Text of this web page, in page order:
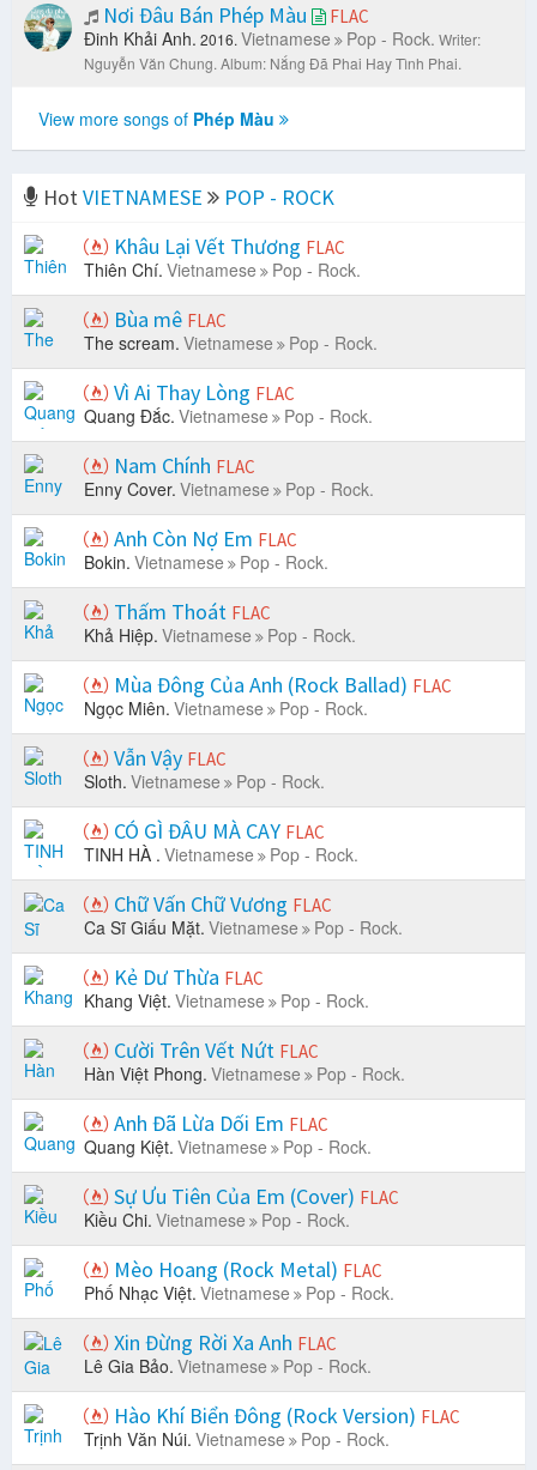
Nơi Đâu Bán Phép Màu FLAC
Đinh Khải Anh. 2016. Vietnamese Pop - Rock. Writer:
Nguyễn Văn Chung. Album: Nắng Đã Phai Hay Tình Phai.
View more songs of Phép Màu
HotVIETNAMESE
POP - ROCK
Khâu Lại Vết Thương FLAC
Thiên Chí. Vietnamese Pop - Rock.
Bùa mê FLAC
The scream. Vietnamese Pop - Rock.
Vì Ai Thay Lòng FLAC
Quang Đắc. Vietnamese Pop - Rock.
Nam Chính FLAC
Enny Cover. Vietnamese Pop - Rock.
Anh Còn Nợ Em FLAC
Bokin. Vietnamese Pop - Rock.
Thấm Thoát FLAC
Khả Hiệp. Vietnamese Pop - Rock.
Mùa Đông Của Anh (Rock Ballad) FLAC
Ngọc Miên. Vietnamese Pop - Rock.
Vẫn Vậy FLAC
Sloth. Vietnamese Pop - Rock.
CÓ GÌ ĐÂU MÀ CAY FLAC
TINH HÀ . Vietnamese Pop - Rock.
Chữ Vấn Chữ Vương FLAC
Ca Sĩ Giấu Mặt. Vietnamese Pop - Rock.
Kẻ Dư Thừa FLAC
Khang Việt. Vietnamese Pop - Rock.
Cười Trên Vết Nứt FLAC
Hàn Việt Phong. Vietnamese Pop - Rock.
Anh Đã Lừa Dối Em FLAC
Quang Kiệt. Vietnamese Pop - Rock.
Sự Ưu Tiên Của Em (Cover) FLAC
Kiều Chi. Vietnamese Pop - Rock.
Mèo Hoang (Rock Metal) FLAC
Phố Nhạc Việt. Vietnamese Pop - Rock.
Xin Đừng Rời Xa Anh FLAC
Lê Gia Bảo. Vietnamese Pop - Rock.
Hào Khí Biển Đông (Rock Version) FLAC
Trịnh Văn Núi. Vietnamese Pop - Rock.